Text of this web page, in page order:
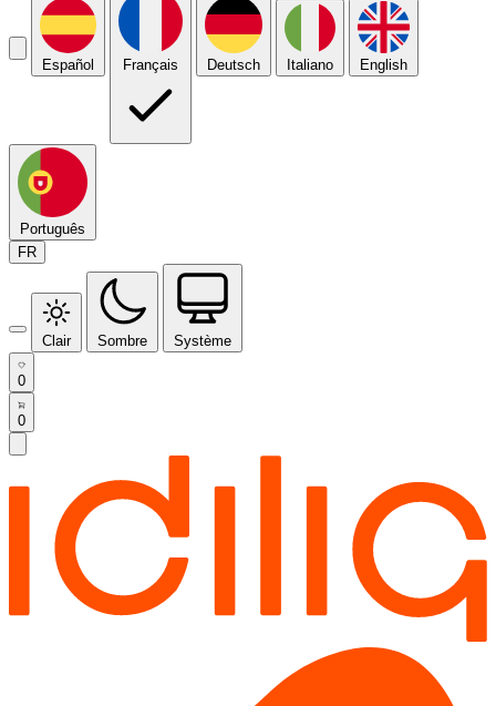
Español Français Deutsch Italiano English
Português
FR
Clair Sombre Système
0
0